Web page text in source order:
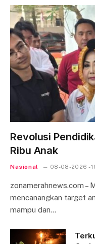
Revolusi
Ribu Anak
Nasional 08-08-2026 -
zonamerahnews.com –
mencanangkan target
mampu dan…